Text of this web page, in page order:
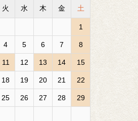
火 水 木 金 土
1
4 5 6 7 8
11 12 13 14 15
18 19 20 21 22
25 26 27 28 29